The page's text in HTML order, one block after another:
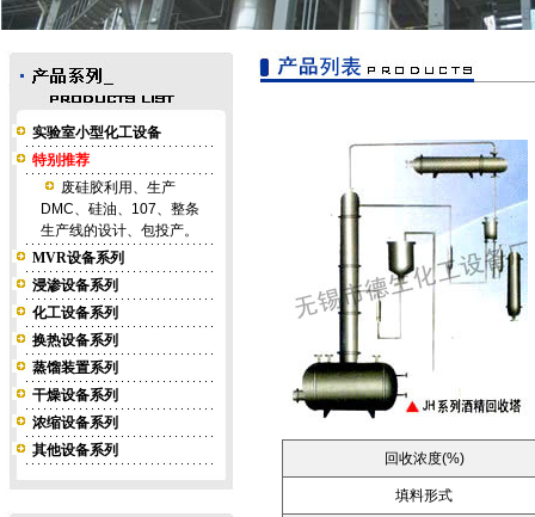
实验室小型化工设备
特别推荐
废硅胶利用、生产
DMC、硅油、107、整条
生产线的设计、包投产。
MVR设备系列
浸渗设备系列
化工设备系列
换热设备系列
蒸馏装置系列
干燥设备系列
浓缩设备系列
其他设备系列
回收浓度(%)
填料形式